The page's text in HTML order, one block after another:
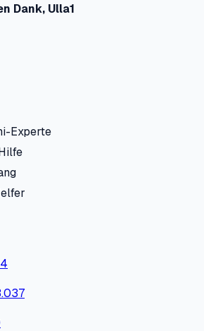
Dank, Ulla1
Experte
4